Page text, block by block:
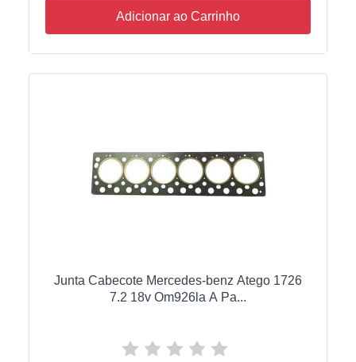
Adicionar ao Carrinho
Junta Cabecote Mercedes-benz Atego 1726
7.2 18v Om926la A Pa...